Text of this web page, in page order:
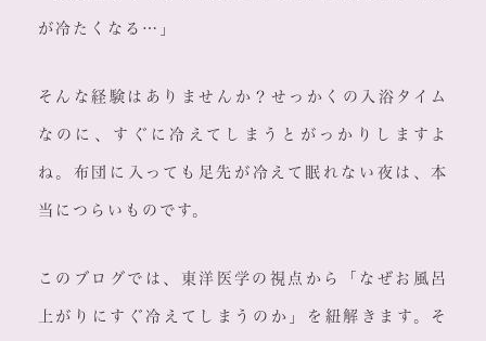
が冷たくなる…」
そんな経験はありませんか？せっかくの入浴タイム
なのに、すぐに冷えてしまうとがっかりしますよ
ね。布団に入っても足先が冷えて眠れない夜は、本
当につらいものです。
このブログでは、東洋医学の視点から「なぜお風呂
上がりにすぐ冷えてしまうのか」を紐解きます。そ